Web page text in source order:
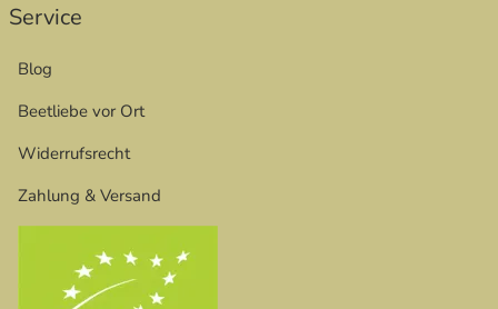
Service
Blog
Beetliebe vor Ort
Widerrufsrecht
Zahlung & Versand